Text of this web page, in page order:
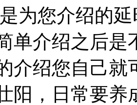
为您介绍的
单介绍之后是
介绍您自己就
阳，日常要养